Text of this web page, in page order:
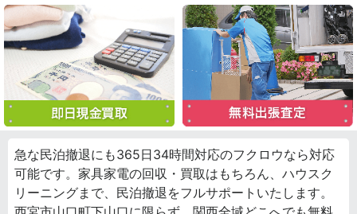
急な民泊撤退にも365日34時間対応のフクロウなら対応
可能です。家具家電の回収・買取はもちろん、ハウスク
リーニングまで、民泊撤退をフルサポートいたします。